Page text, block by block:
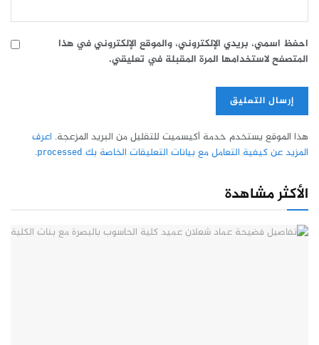
احفظ اسمي، بريدي الإلكتروني، والموقع الإلكتروني في هذا
المتصفح لاستخدامها المرة المقبلة في تعليقي.
هذا الموقع يستخدم خدمة أكيسميت للتقليل من البريد المزعجة. اعرف
المزيد عن كيفية التعامل مع بيانات التعليقات الخاصة بك processed
.
الأكثر مشاهدة